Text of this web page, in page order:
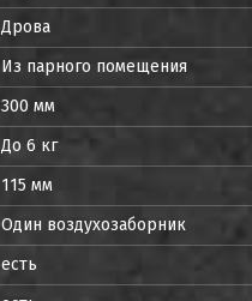
Дрова
Из парного помещения
300 мм
До 6 кг
115 мм
Один воздухозаборник
есть